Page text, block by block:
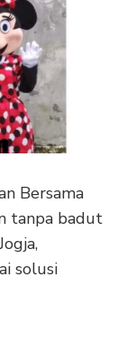
Bersama
tanpa badut
solusi